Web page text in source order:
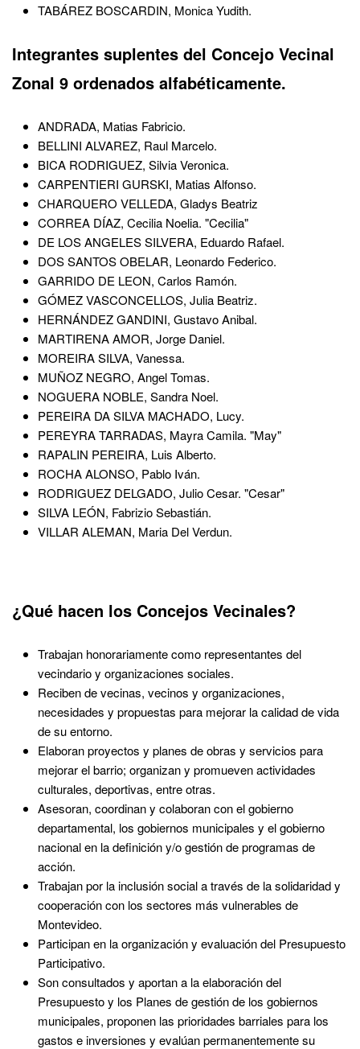
TABÁREZ BOSCARDIN, Monica Yudith.
Integrantes suplentes del Concejo Vecinal
Zonal 9 ordenados alfabéticamente.
ANDRADA, Matias Fabricio.
BELLINI ALVAREZ, Raul Marcelo.
BICA RODRIGUEZ, Silvia Veronica.
CARPENTIERI GURSKI, Matias Alfonso.
CHARQUERO VELLEDA, Gladys Beatriz
CORREA DÍAZ, Cecilia Noelia. "Cecilia"
DE LOS ANGELES SILVERA, Eduardo Rafael.
DOS SANTOS OBELAR, Leonardo Federico.
GARRIDO DE LEON, Carlos Ramón.
GÓMEZ VASCONCELLOS, Julia Beatriz.
HERNÁNDEZ GANDINI, Gustavo Anibal.
MARTIRENA AMOR, Jorge Daniel.
MOREIRA SILVA, Vanessa.
MUÑOZ NEGRO, Angel Tomas.
NOGUERA NOBLE, Sandra Noel.
PEREIRA DA SILVA MACHADO, Lucy.
PEREYRA TARRADAS, Mayra Camila. "May"
RAPALIN PEREIRA, Luis Alberto.
ROCHA ALONSO, Pablo Iván.
RODRIGUEZ DELGADO, Julio Cesar. "Cesar"
SILVA LEÓN, Fabrizio Sebastián.
VILLAR ALEMAN, Maria Del Verdun.
¿Qué hacen los Concejos Vecinales?
Trabajan honorariamente como representantes del
vecindario y organizaciones sociales.
Reciben de vecinas, vecinos y organizaciones,
necesidades y propuestas para mejorar la calidad de vida
de su entorno.
Elaboran proyectos y planes de obras y servicios para
mejorar el barrio; organizan y promueven actividades
culturales, deportivas, entre otras.
Asesoran, coordinan y colaboran con el gobierno
departamental, los gobiernos municipales y el gobierno
nacional en la definición y/o gestión de programas de
acción.
Trabajan por la inclusión social a través de la solidaridad y
cooperación con los sectores más vulnerables de
Montevideo.
Participan en la organización y evaluación del Presupuesto
Participativo.
Son consultados y aportan a la elaboración del
Presupuesto y los Planes de gestión de los gobiernos
municipales, proponen las prioridades barriales para los
gastos e inversiones y evalúan permanentemente su